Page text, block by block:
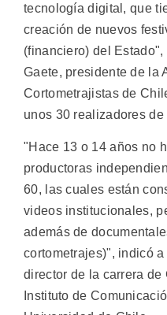
tecnología digital, que
creación de nuevos
(financiero) del
Gaete, presidente de la
Cortometrajistas de
unos 30 realizadores
"Hace 13 o 14 años no
productoras
60, las cuales están
videos institucionales,
además de
cortometrajes)", indicó
director de la carrera de
Instituto de